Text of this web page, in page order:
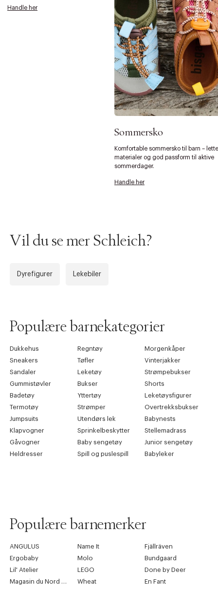
Handle her
Sommersko
Komfortable sommersko til barn – lette
materialer og god passform til aktive
sommerdager.
Handle her
Vil du se mer Schleich?
Dyrefigurer Lekebiler
Populære barnekategorier
Dukkehus Regntøy
Morgenkåper
Sneakers
Tøfler
Vinterjakker
Sandaler
Leketøy
Strømpebukser
Gummistøvler
Bukser
Shorts
Badetøy
Yttertøy
Leketøysfigurer
Termotøy
Strømper
Overtrekksbukser
Jumpsuits
Utendørs lek
Babynests
Klapvogner
Sprinkelbeskytter
Stellemadrass
Gåvogner
Baby sengetøy
Junior sengetøy
Heldresser
Spill og puslespill Babyleker
Populære barnemerker
ANGULUS Name It
Fjällräven
Ergobaby
Molo
Bundgaard
Lil' Atelier
LEGO
Done by Deer
Wheat
En Fant